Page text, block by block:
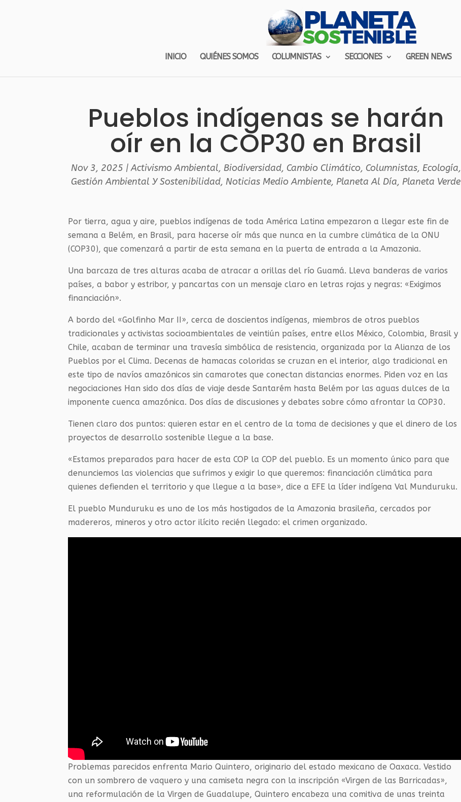
INICIO QUIÉNES SOMOS COLUMNISTAS SECCIONES GREEN NEWS
Pueblos indígenas se harán
oír en la COP30 en Brasil
Nov 3, 2025 |Activismo Ambiental, Biodiversidad, Cambio Climático, Columnistas, Ecología,
Gestión Ambiental Y Sostenibilidad,Noticias Medio Ambiente,Planeta Al Día,Planeta Verde
Por tierra, agua y aire, pueblos indígenas de toda América Latina empezaron a llegar este fin de
semana a Belém, en Brasil, para hacerse oír más que nunca en la cumbre climática de la ONU
(COP30), que comenzará a partir de esta semana en la puerta de entrada a la Amazonia.
Una barcaza de tres alturas acaba de atracar a orillas del río Guamá. Lleva banderas de varios
países, a babor y estribor, y pancartas con un mensaje claro en letras rojas y negras: «Exigimos
financiación».
A bordo del «Golfinho Mar II», cerca de doscientos indígenas, miembros de otros pueblos
tradicionales y activistas socioambientales de veintiún países, entre ellos México, Colombia, Brasil y
Chile, acaban de terminar una travesía simbólica de resistencia, organizada por la Alianza de los
Pueblos por el Clima. Decenas de hamacas coloridas se cruzan en el interior, algo tradicional en
este tipo de navíos amazónicos sin camarotes que conectan distancias enormes. Piden voz en las
negociaciones Han sido dos días de viaje desde Santarém hasta Belém por las aguas dulces de la
imponente cuenca amazónica. Dos días de discusiones y debates sobre cómo afrontar la COP30.
Tienen claro dos puntos: quieren estar en el centro de la toma de decisiones y que el dinero de los
proyectos de desarrollo sostenible llegue a la base.
«Estamos preparados para hacer de esta COP la COP del pueblo. Es un momento único para que
denunciemos las violencias que sufrimos y exigir lo que queremos: financiación climática para
quienes defienden el territorio y que llegue a la base», dice a EFE la líder indígena Val Munduruku.
El pueblo Munduruku es uno de los más hostigados de la Amazonia brasileña, cercados por
madereros, mineros y otro actor ilícito recién llegado: el crimen organizado.
Problemas parecidos enfrenta Mario Quintero, originario del estado mexicano de Oaxaca. Vestido
con un sombrero de vaquero y una camiseta negra con la inscripción «Virgen de las Barricadas»,
una reformulación de la Virgen de Guadalupe, Quintero encabeza una comitiva de unas treinta